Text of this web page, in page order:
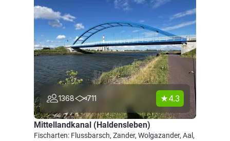
1368 711 4.3
Mittellandkanal (Haldensleben)
Fischarten: Flussbarsch, Zander, Wolgazander, Aal,